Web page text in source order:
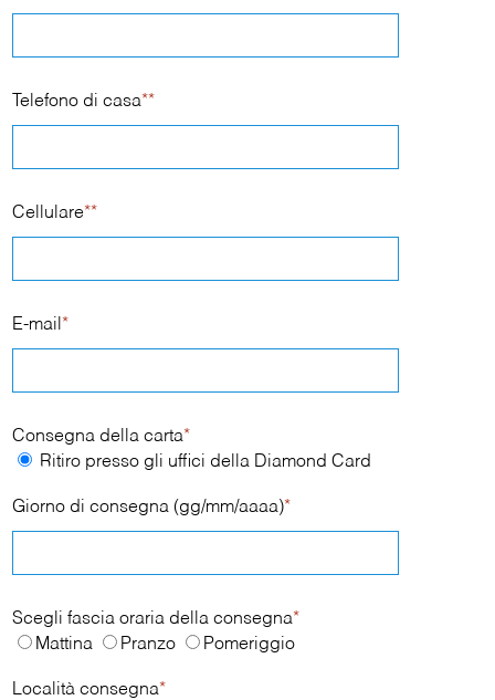
Telefono di casa**
Cellulare**
E-mail *
Consegna della carta*
Ritiro presso gli uffici della Diamond Card
Giorno di consegna (gg/mm/aaaa)*
Scegli fascia oraria della consegna*
Mattina
Pranzo Pomeriggio
Località consegna*